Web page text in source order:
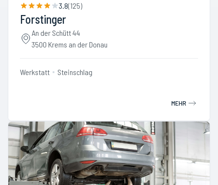
3.8(125)
Forstinger
An der Schütt 44
3500 Krems an der Donau
Werkstatt Steinschlag
MEHR